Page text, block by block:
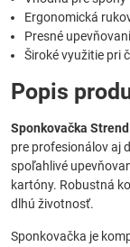
Ergonomická
Presné
Široké využitie pri
Popis
Sponkovačka
pre profesionálov aj
spoľahlivé
kartóny. Robustná
dlhú životnosť.
Sponkovačka je